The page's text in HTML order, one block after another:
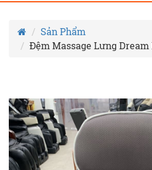
Sản Phẩm
Đệm Massage Lưng Dream